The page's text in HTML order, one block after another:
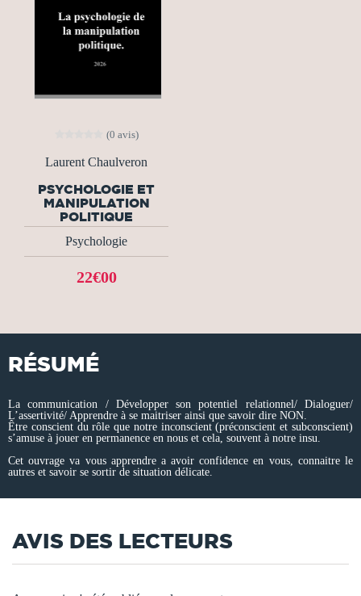
(0 avis)
Laurent Chaulveron
PSYCHOLOGIE ET
MANIPULATION
POLITIQUE
Psychologie
22€00
RÉSUMÉ
La communication / Développer son potentiel relationnel/ Dialoguer/
L’assertivité/ Apprendre à se maitriser ainsi que savoir dire NON.
Être conscient du rôle que notre inconscient (préconscient et subconscient)
s’amuse à jouer en permanence en nous et cela, souvent à notre insu.
Cet ouvrage va vous apprendre a avoir confidence en vous, connaitre le
autres et savoir se sortir de situation délicate.
AVIS DES LECTEURS